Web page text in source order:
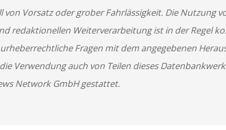
von Vorsatz oder grober Fahrlässigkeit. Die Nutzung
redaktionellen Weiterverarbeitung ist in der Regel
Fragen mit dem angegebenen
Verwendung auch von Teilen dieses
Network GmbH gestattet.